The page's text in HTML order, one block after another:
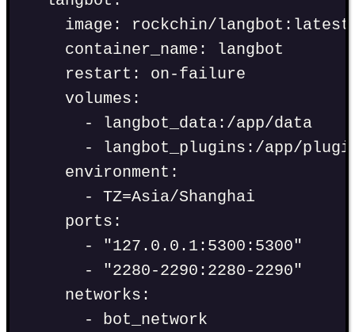
image :
rockchin/langbot:latest
container_name :
langbot
restart :
on-failure
volumes :
-
langbot_data:/app/data
-
langbot_plugins:/app/
environment :
-
TZ=Asia/Shanghai
ports :
-
"127.0.0.1:5300:5300"
-
"2280-2290:2280-2290"
networks :
-
bot_network